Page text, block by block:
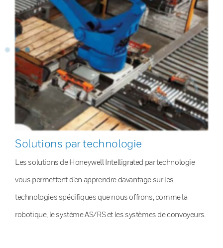
Solutions par technologie
Les solutions de Honeywell Intelligrated par technologie
vous permettent d’en apprendre davantage sur les
technologies spécifiques que nous offrons, comme la
robotique, le système AS/RS et les systèmes de convoyeurs.